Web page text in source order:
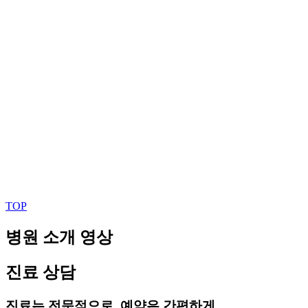
TOP
병원 소개 영상
진료 상담